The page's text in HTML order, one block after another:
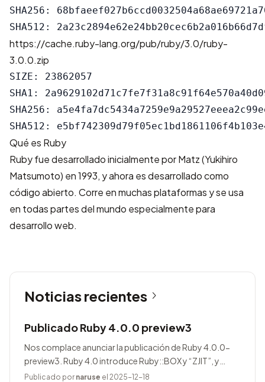
SHA256:
https://cache.ruby-lang.org/pub/ruby/3.0/ruby-
3.0.0.zip
SIZE: 23862057
SHA1:
SHA256:
Qué es Ruby
Ruby fue desarrollado inicialmente por Matz (Yukihiro
Matsumoto) en 1993, y ahora es desarrollado como
código abierto. Corre en muchas plataformas y se usa
en todas partes del mundo especialmente para
desarrollo web.
Noticias recientes
Publicado Ruby 4.0.0 preview3
Nos complace anunciar la publicación de Ruby 4.0.0-
preview3. Ruby 4.0 introduce Ruby::BOX y “ZJIT”, y
agrega muchas mejoras.
Publicado por naruse el 2025-12-18